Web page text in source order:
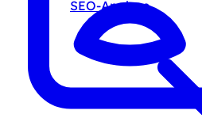
SEO-Analyse